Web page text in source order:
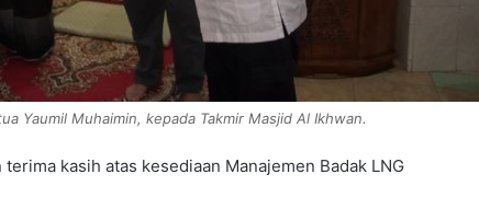
Yaumil Muhaimin, kepada Takmir Masjid Al Ikhwan.
kasih atas kesediaan Manajemen Badak LNG